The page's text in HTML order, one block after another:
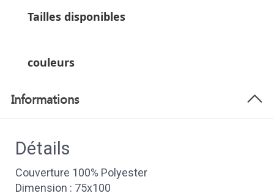
Tailles disponibles
couleurs
Informations
Détails
Couverture 100% Polyester
Dimension : 75x100